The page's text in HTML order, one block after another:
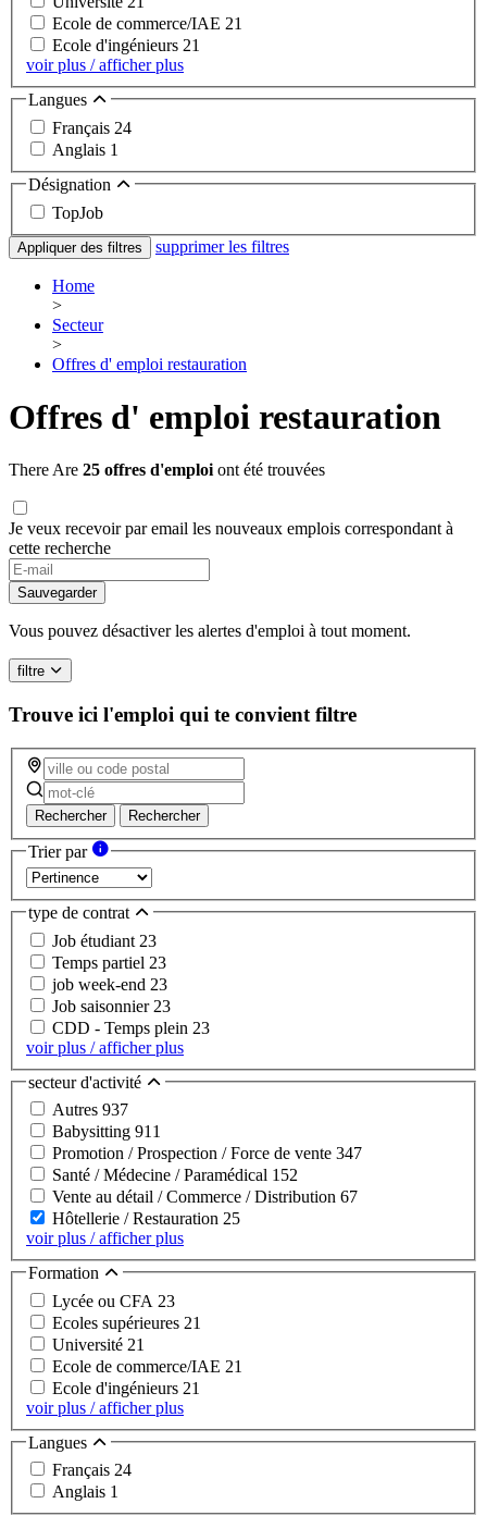
Ecole de commerce/IAE 21
Ecole d'ingénieurs 21
voir plus / afficher plus
Langues
Français 24
Anglais 1
Désignation
TopJob
Appliquer des filtres supprimer les filtres
Home
>
Secteur
>
Offres d' emploi restauration
Offres d' emploi restauration
There Are 25 offres d'emploiont été trouvées
Je veux recevoir par email les nouveaux emplois correspondant à
cette recherche
Sauvegarder
Vous pouvez désactiver les alertes d'emploi à tout moment.
filtre
Trouve ici l'emploi qui te convient filtre
Rechercher Rechercher
Trier par
type de contrat
Job étudiant 23
Temps partiel 23
job week-end 23
Job saisonnier 23
CDD - Temps plein 23
voir plus / afficher plus
secteur d'activité
Autres 937
Babysitting 911
Promotion / Prospection / Force de vente 347
Santé / Médecine / Paramédical 152
Vente au détail / Commerce / Distribution 67
Hôtellerie / Restauration 25
voir plus / afficher plus
Formation
Lycée ou CFA 23
Ecoles supérieures 21
Université 21
Ecole de commerce/IAE 21
Ecole d'ingénieurs 21
voir plus / afficher plus
Langues
Français 24
Anglais 1